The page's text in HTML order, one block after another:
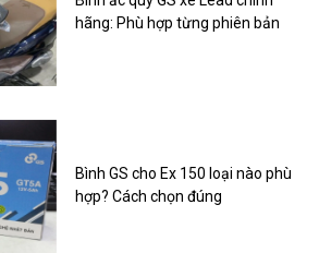
hãng: Phù hợp từng phiên bản
Bình GS cho Ex 150 loại nào phù
hợp? Cách chọn đúng